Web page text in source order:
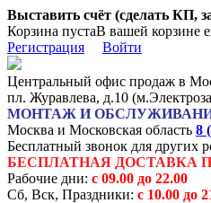
Выставить счёт (сделать КП,
Корзина пустаВ вашей корзине
Регистрация
Войти
Центральный офис продаж в
пл. Журавлева, д.10
МОНТАЖ И
Москва и Московская область 8
Бесплатный звонок для других
БЕСПЛАТНАЯ ДОСТАВКА
Рабочие дни: с 09.00 до 22.00
Сб, Вск, Праздники: с 10.00 до